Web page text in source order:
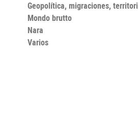
Geopolítica, migraciones,
Mondo brutto
Nara
Varios